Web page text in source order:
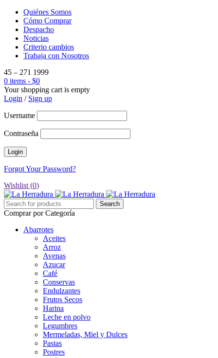
Quiénes Somos
Cómo Comprar
Despacho
Noticias
Criterio cambios
Trabaja con Nosotros
45 – 271 1999
0 items - $0
Your shopping cart is empty
Login / Sign up
Username
Contraseña
Forgot Your Password?
Wishlist (0)
Comprar por Categoría
Abarrotes
Aceites
Arroz
Avenas
Azucar
Café
Conservas
Endulzantes
Frutos Secos
Harina
Leche en polvo
Legumbres
Mermeladas, Miel y Dulces
Pastas
Postres